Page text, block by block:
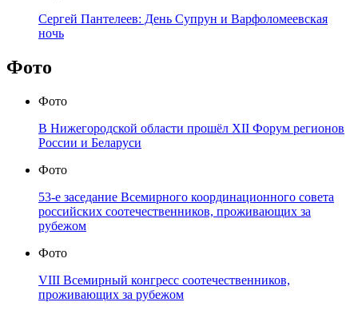
Сергей Пантелеев: День Супрун и Варфоломеевская
ночь
Фото
Фото
В Нижегородской области прошёл XII Форум регионов
России и Беларуси
Фото
53-е заседание Всемирного координационного совета
российских соотечественников, проживающих за
рубежом
Фото
VIII Всемирный конгресс соотечественников,
проживающих за рубежом